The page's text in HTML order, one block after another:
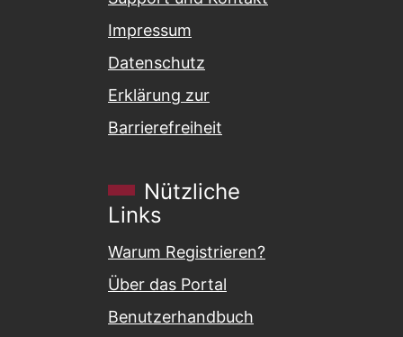
Impressum
Datenschutz
Erklärung zur
Barrierefreiheit
Nützliche
Links
Warum Registrieren?
Über das Portal
Benutzerhandbuch